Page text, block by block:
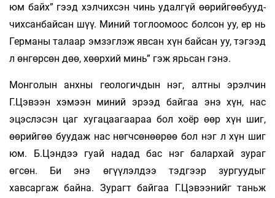
юм байх” гээд хэл­чихсэн чинь удалгүй өөрий­гөөбууд­
чих­санбайсан шүү. Миний тог­лоом­оос болсон уу, ер нь
Германы талаар эмзэглэж яв­сан хүн байсан уу, тэгээд
л өнгөрсөн дөө, хөөрхий минь” гэж ярьсан гэнэ.
Монголын анхны геологичдын нэг, алт­ны эрэлчин
Г.Цэвээн хэмээн миний эрээд байгаа энэ хүн, нас
эцэслэсэн цаг хуга­цаагаараа бол хоёр өөр хүн шиг,
өөрийгөө буудаж нас нөгчсө­нөөрөө бол нэг л хүн шиг
юм. Б.Цэндээ гуай надад бас нэг балар­хай зураг
өгсөн. Би энэ өгүүлэлдээ тэдгээр зургуудыг
хавсаргаж байна. Зурагт байгаа Г.Цэвээнийг таньж